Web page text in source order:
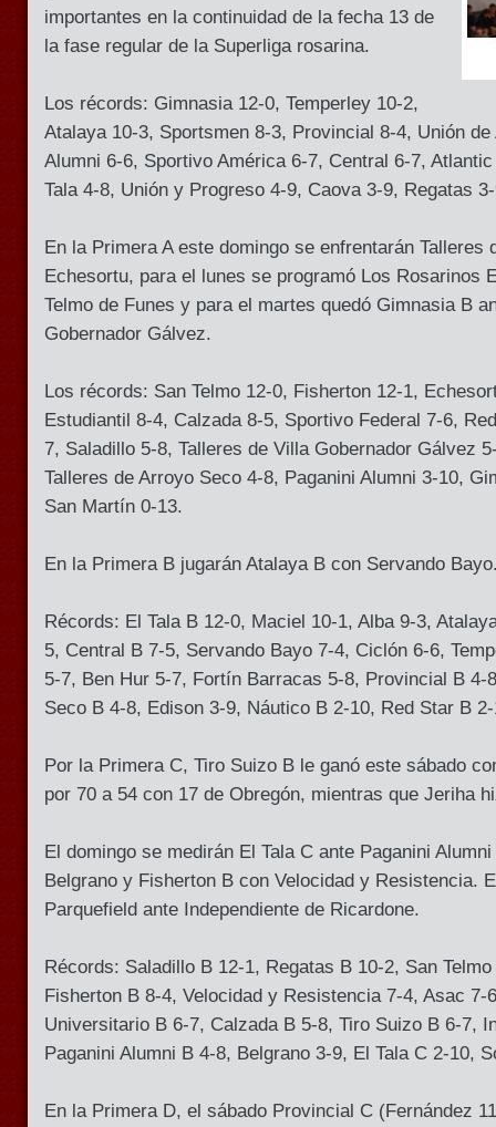
importantes en la continuidad de la fecha 13 de
la fase regular de la Superliga rosarina.
Los récords: Gimnasia 12-0, Temperley 10-2,
Atalaya 10-3, Sportsmen 8-3, Provincial 8-4, Unión
Alumni 6-6, Sportivo América 6-7, Central 6-7,
Tala 4-8, Unión y Progreso 4-9, Caova 3-9, Regatas
En la Primera A este domingo se enfrentarán Talleres
Echesortu, para el lunes se programó Los Rosarinos
Telmo de Funes y para el martes quedó Gimnasia B
Gobernador Gálvez.
Los récords: San Telmo 12-0, Fisherton 12-1,
Estudiantil 8-4, Calzada 8-5, Sportivo Federal 7-6,
7, Saladillo 5-8, Talleres de Villa Gobernador Gálvez
Talleres de Arroyo Seco 4-8, Paganini Alumni 3-10,
San Martín 0-13.
En la Primera B jugarán Atalaya B con Servando
Récords: El Tala B 12-0, Maciel 10-1, Alba 9-3,
5, Central B 7-5, Servando Bayo 7-4, Ciclón 6-6,
5-7, Ben Hur 5-7, Fortín Barracas 5-8, Provincial B 4-
Seco B 4-8, Edison 3-9, Náutico B 2-10, Red Star B
Por la Primera C, Tiro Suizo B le ganó este sábado
por 70 a 54 con 17 de Obregón, mientras que Jeriha
El domingo se medirán El Tala C ante Paganini
Belgrano y Fisherton B con Velocidad y Resistencia.
Parquefield ante Independiente de Ricardone.
Récords: Saladillo B 12-1, Regatas B 10-2, San
Fisherton B 8-4, Velocidad y Resistencia 7-4, Asac 7-
Universitario B 6-7, Calzada B 5-8, Tiro Suizo B 6-7,
Paganini Alumni B 4-8, Belgrano 3-9, El Tala C 2-10,
En la Primera D, el sábado Provincial C (Fernández